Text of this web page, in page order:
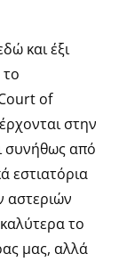
και έξι
of
στην
συνήθως από
εστιατόρια
το
μας, αλλά